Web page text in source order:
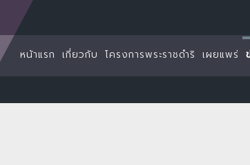
หน้าแรก เกี่ยวกับ โครงการพระราชดำริ เผยแพร่